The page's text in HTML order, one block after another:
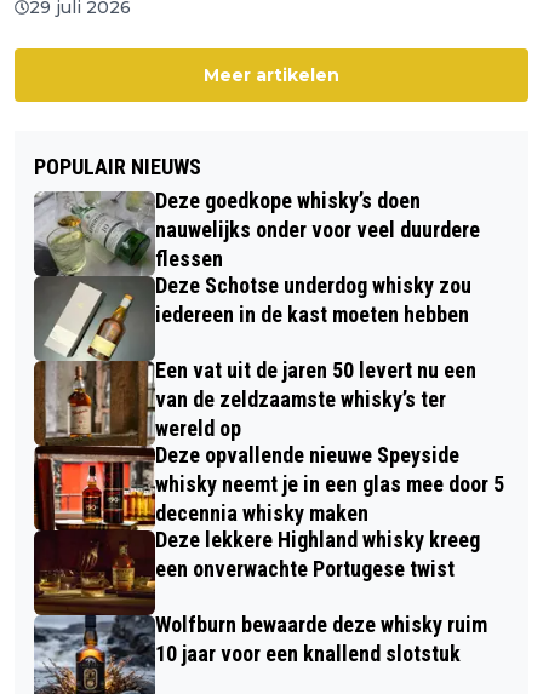
29 juli 2026
Meer artikelen
POPULAIR NIEUWS
Deze goedkope whisky’s doen
nauwelijks onder voor veel duurdere
flessen
Deze Schotse underdog whisky zou
iedereen in de kast moeten hebben
Een vat uit de jaren 50 levert nu een
van de zeldzaamste whisky’s ter
wereld op
Deze opvallende nieuwe Speyside
whisky neemt je in een glas mee door 5
decennia whisky maken
Deze lekkere Highland whisky kreeg
een onverwachte Portugese twist
Wolfburn bewaarde deze whisky ruim
10 jaar voor een knallend slotstuk